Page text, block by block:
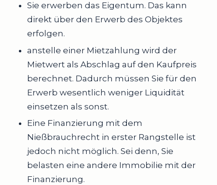
Sie erwerben das Eigentum. Das kann
direkt über den Erwerb des Objektes
erfolgen.
anstelle einer Mietzahlung wird der
Mietwert als Abschlag auf den Kaufpreis
berechnet. Dadurch müssen Sie für den
Erwerb wesentlich weniger Liquidität
einsetzen als sonst.
Eine Finanzierung mit dem
Nießbrauchrecht in erster Rangstelle ist
jedoch nicht möglich. Sei denn, Sie
belasten eine andere Immobilie mit der
Finanzierung.